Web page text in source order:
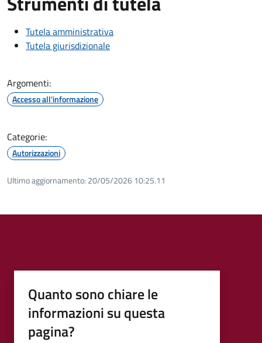
Tutela amministrativa
Tutela giurisdizionale
Argomenti:
Accesso all'informazione
Categorie:
Autorizzazioni
Ultimo aggiornamento: 20/05/2026 10:25.11
Quanto sono chiare le
informazioni su questa
pagina?